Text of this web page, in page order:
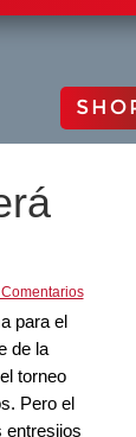
para el
de la
torneo
Pero el
entresijos